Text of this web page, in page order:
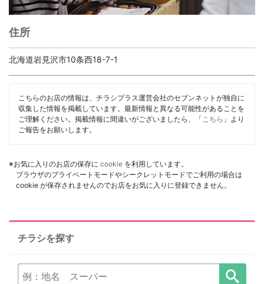
住所
北海道岩見沢市10条西18-7-1
こちらのお店の情報は、チラシプラス運営会社のセブンネットが独自に
収集した情報を掲載しています。最新情報と異なる可能性があることを
ご理解ください。掲載情報に間違いがございましたら、「 こちら 」より
ご報告をお願いします。
※お気に入りのお店の保存に cookie を利用しています。
ブラウザのプライベートモードやシークレットモードでご利用の場合は
cookie が保存されませんのでお店をお気に入りに登録できません。
チラシを探す